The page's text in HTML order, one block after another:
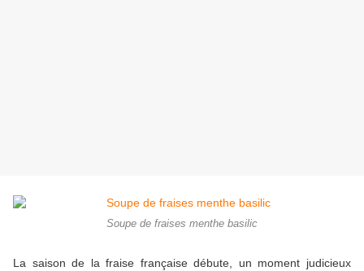
Soupe de fraises menthe basilic
La saison de la fraise française débute, un moment judicieux